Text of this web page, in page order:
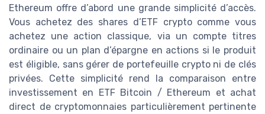
Ethereum offre d’abord une grande simplicité d’accès.
Vous achetez des shares d’ETF crypto comme vous
achetez une action classique, via un compte titres
ordinaire ou un plan d’épargne en actions si le produit
est éligible, sans gérer de portefeuille crypto ni de clés
privées. Cette simplicité rend la comparaison entre
investissement en ETF Bitcoin / Ethereum et achat
direct de cryptomonnaies particulièrement pertinente